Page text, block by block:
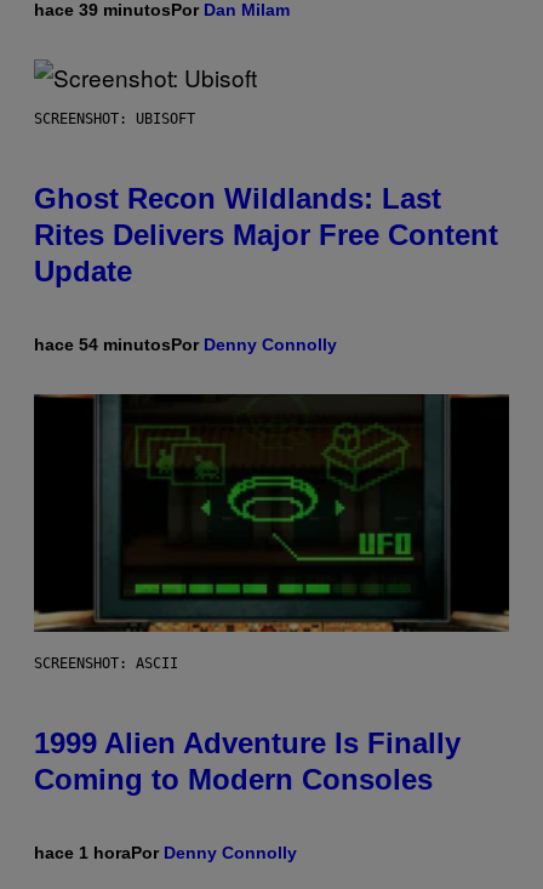
hace 39 minutosPor Dan Milam
SCREENSHOT: UBISOFT
Ghost Recon Wildlands: Last
Rites Delivers Major Free Content
Update
hace 54 minutosPor Denny Connolly
SCREENSHOT: ASCII
1999 Alien Adventure Is Finally
Coming to Modern Consoles
hace 1 horaPor Denny Connolly